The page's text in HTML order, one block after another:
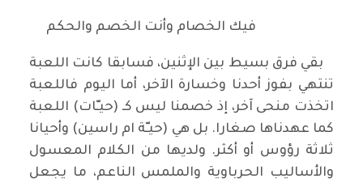
فيك الخصام وأنت الخصم والحكم
بقي فرق بسيط بين الإثنين، فسابقا كانت اللعبة
تنتهي بفوز أحدنا وخسارة الآخر، أما اليوم فاللعبة
اتخذت منحى آخر، إذ خصمنا ليس كـ (حيـّات) اللعبة
كما عهدناها صغارا. بل هي (حيـّة ام راسين) وأحيانا
ثلاثة رؤوس أو أكثر. ولديها من الكلام المعسول
والأساليب الحرباوية والملمس الناعم، ما يجعل